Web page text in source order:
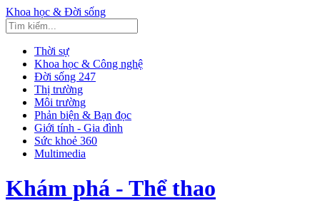
Khoa học & Đời sống
Thời sự
Khoa học & Công nghệ
Đời sống 247
Thị trường
Môi trường
Phản biện & Bạn đọc
Giới tính - Gia đình
Sức khoẻ 360
Multimedia
Khám phá - Thể thao